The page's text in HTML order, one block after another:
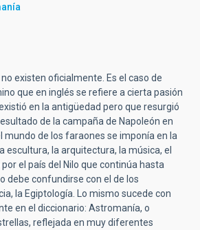
existen oficialmente. Es el caso de
que en inglés se refiere a cierta pasión
en la antigüedad pero que resurgió
de la campaña de Napoleón en
mundo de los faraones se imponía en la
escultura, la arquitectura, la música, el
el país del Nilo que continúa hasta
debe confundirse con el de los
la Egiptología. Lo mismo sucede con
en el diccionario: Astromanía, o
reflejada en muy diferentes